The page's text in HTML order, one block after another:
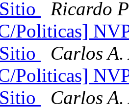
Ricardo
Politicas]
Carlos A.
Politicas]
Carlos A.